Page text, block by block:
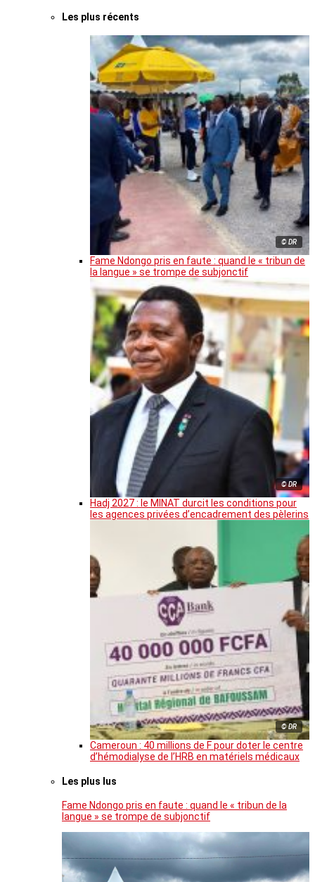
Les plus récents
© DR
Fame Ndongo pris en faute : quand le « tribun de
la langue » se trompe de subjonctif
© DR
Hadj 2027 : le MINAT durcit les conditions pour
les agences privées d’encadrement des pèlerins
© DR
Cameroun : 40 millions de F pour doter le centre
d’hémodialyse de l’HRB en matériels médicaux
Les plus lus
Fame Ndongo pris en faute : quand le « tribun de la
langue » se trompe de subjonctif